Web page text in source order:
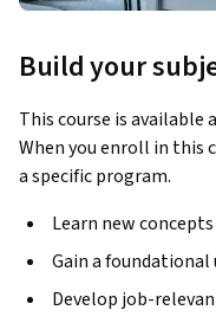
Build your
This course is available
When you enroll in this
a specific program.
Learn new
Gain a
Develop job-